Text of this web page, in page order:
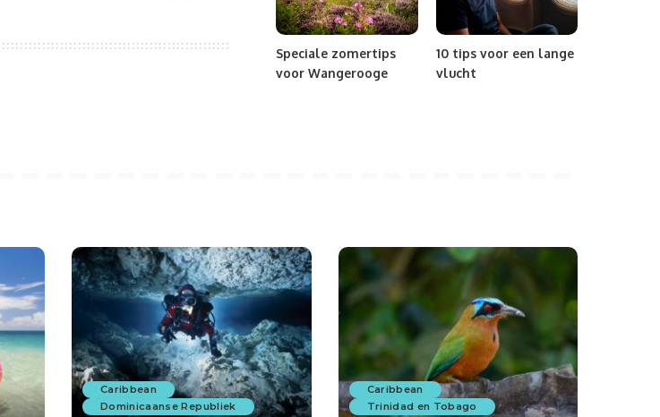
Speciale zomertips
voor Wangerooge
10 tips voor een lange
vlucht
Caribbean
Dominicaanse Republiek
Caribbean
Trinidad en Tobago